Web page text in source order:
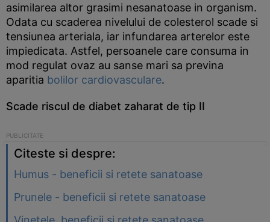
asimilarea altor grasimi nesanatoase in organism.
Odata cu scaderea nivelului de colesterol scade si
tensiunea arteriala, iar infundarea arterelor este
impiedicata. Astfel, persoanele care consuma in
mod regulat ovaz au sanse mari sa previna
aparitia bolilor cardiovasculare.
Scade riscul de diabet zaharat de tip II
Citeste si despre:
Humus - beneficii si retete sanatoase
Prunele - beneficii si retete sanatoase